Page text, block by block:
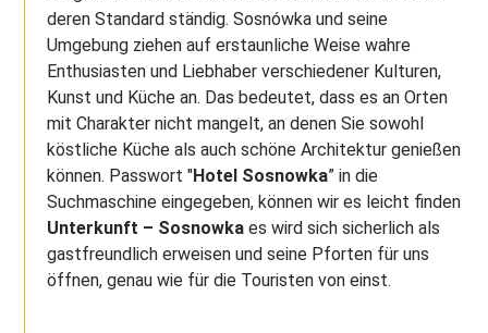
deren Standard ständig. Sosnówka und seine
Umgebung ziehen auf erstaunliche Weise wahre
Enthusiasten und Liebhaber verschiedener Kulturen,
Kunst und Küche an. Das bedeutet, dass es an Orten
mit Charakter nicht mangelt, an denen Sie sowohl
köstliche Küche als auch schöne Architektur genießen
können. Passwort "Hotel Sosnowka” in die
Suchmaschine eingegeben, können wir es leicht finden
Unterkunft – Sosnowka es wird sich sicherlich als
gastfreundlich erweisen und seine Pforten für uns
öffnen, genau wie für die Touristen von einst.